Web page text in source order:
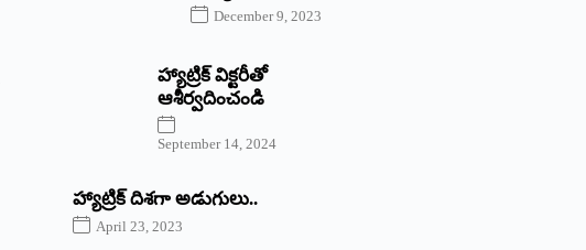
December 9, 2023
హ్యాట్రిక్‌ ‌విక్టరీతో
ఆశీర్వదించండి
September 14, 2024
‌హ్యాట్రిక్‌ ‌దిశగా అడుగులు..
April 23, 2023